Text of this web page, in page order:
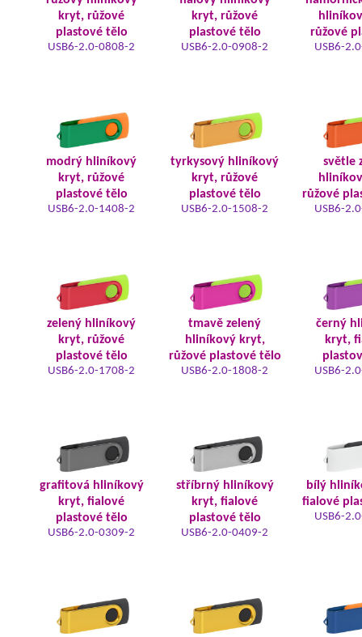
kryt, růžové
plastové tělo
USB6-2.0-0808-2
kryt, růžové
plastové tělo
USB6-2.0-0908-2
růžové
USB6-
modrý hliníkový
kryt, růžové
plastové tělo
USB6-2.0-1408-2
tyrkysový hliníkový
kryt, růžové
plastové tělo
USB6-2.0-1508-2
světle
růžové
USB6-
zelený hliníkový
kryt, růžové
plastové tělo
USB6-2.0-1708-2
tmavě zelený
hliníkový kryt,
růžové plastové tělo
USB6-2.0-1808-2
černý
kryt,
USB6-
grafitová hliníkový
kryt, fialové
plastové tělo
USB6-2.0-0309-2
stříbrný hliníkový
kryt, fialové
plastové tělo
USB6-2.0-0409-2
bílý
fialové
USB6-